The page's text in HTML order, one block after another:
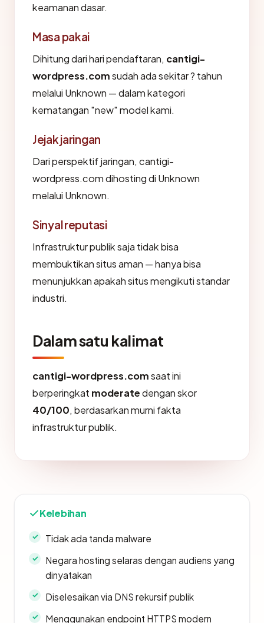
keamanan dasar.
Masa pakai
Dihitung dari hari pendaftaran, cantigi-
wordpress.comsudah ada sekitar ? tahun
melalui Unknown — dalam kategori
kematangan "new" model kami.
Jejak jaringan
Dari perspektif jaringan, cantigi-
wordpress.com dihosting di Unknown
melalui Unknown.
Sinyal reputasi
Infrastruktur publik saja tidak bisa
membuktikan situs aman — hanya bisa
menunjukkan apakah situs mengikuti standar
industri.
Dalam satu kalimat
cantigi-wordpress.comsaat ini
berperingkat moderatedengan skor
40/100, berdasarkan murni fakta
infrastruktur publik.
Kelebihan
Tidak ada tanda malware
Negara hosting selaras dengan audiens yang
dinyatakan
Diselesaikan via DNS rekursif publik
Menggunakan endpoint HTTPS modern